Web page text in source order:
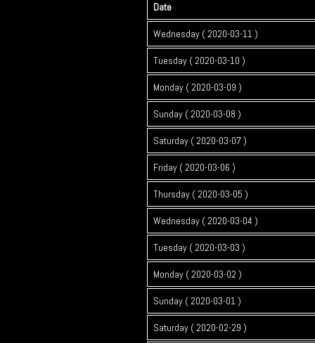
Date
Wednesday ( 2020-03-11 )
Tuesday ( 2020-03-10 )
Monday ( 2020-03-09 )
Sunday ( 2020-03-08 )
Saturday ( 2020-03-07 )
Friday ( 2020-03-06 )
Thursday ( 2020-03-05 )
Wednesday ( 2020-03-04 )
Tuesday ( 2020-03-03 )
Monday ( 2020-03-02 )
Sunday ( 2020-03-01 )
Saturday ( 2020-02-29 )